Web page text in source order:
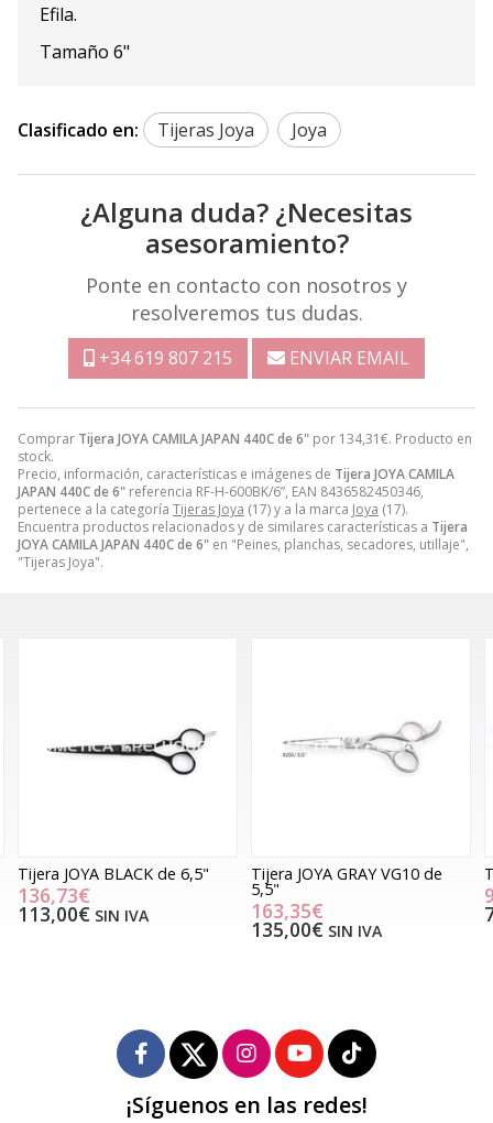
Comprar Tijera JOYA CAMILA JAPAN 440C de 6" por 134,31€. Producto en
stock.
Precio, información, características e imágenes de Tijera JOYA CAMILA
JAPAN 440C de 6" referencia RF-H-600BK/6”, EAN 8436582450346,
pertenece a la categoría Tijeras Joya (17) y a la marca Joya (17).
Encuentra productos relacionados y de similares características a Tijera
JOYA CAMILA JAPAN 440C de 6" en "Peines, planchas, secadores, utillaje",
"Tijeras Joya".
Efila.
Tamaño 6"
Clasificado en: Tijeras Joya Joya
¿Alguna duda? ¿Necesitas
asesoramiento?
Ponte en contacto con nosotros y
resolveremos tus dudas.
+34 619 807 215 ENVIAR EMAIL
Tijera JOYA GRAY VG10 de
5,5"
163,35€
135,00€
Tijera JOYA IRIS TITAN de 6"
90,75€
75,00€SIN IVA
¡Síguenos en las redes!